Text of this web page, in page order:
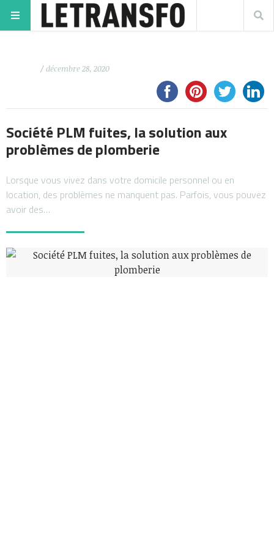
/ décembre 28, 2020
Société PLM fuites, la solution aux
problèmes de plomberie
Lorsque vous vivez dans votre domicile personnel ou en
location, des problèmes ne manquent pas. Parfois, vous pouvez
avoir des…